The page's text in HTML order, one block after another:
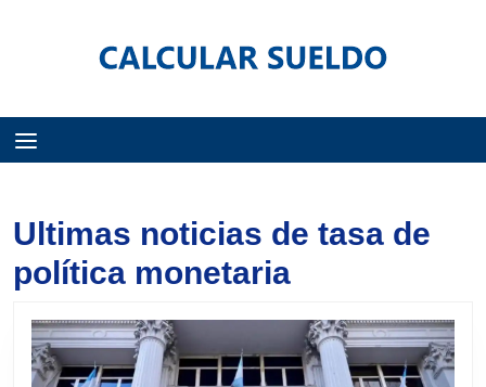
Ultimas noticias de tasa de
política monetaria